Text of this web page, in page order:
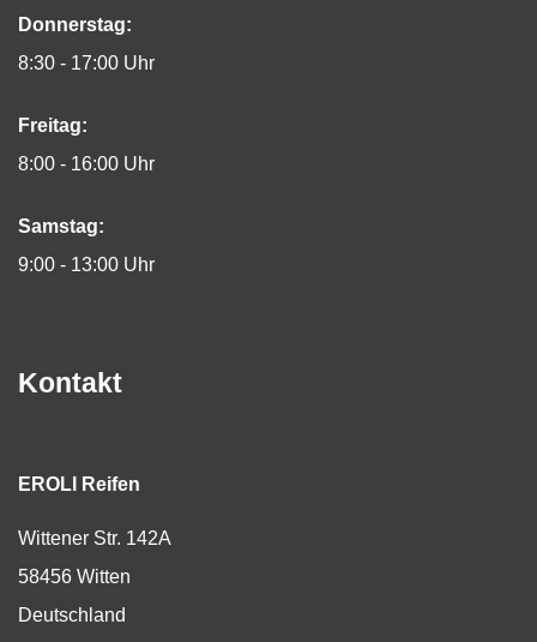
Donnerstag:
8:30 - 17:00 Uhr
Freitag:
8:00 - 16:00 Uhr
Samstag:
9:00 - 13:00 Uhr
Kontakt
EROLI Reifen
Wittener Str. 142A
58456 Witten
Deutschland